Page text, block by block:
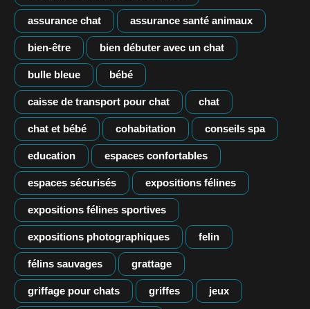
assurance chat assurance santé animaux
bien-être bien débuter avec un chat
bulle bleue bébé
caisse de transport pour chat chat
chat et bébé cohabitation conseils spa
education espaces confortables
espaces sécurisés expositions félines
expositions félines sportives
expositions photographiques felin
félins sauvages grattage
griffage pour chats griffes jeux